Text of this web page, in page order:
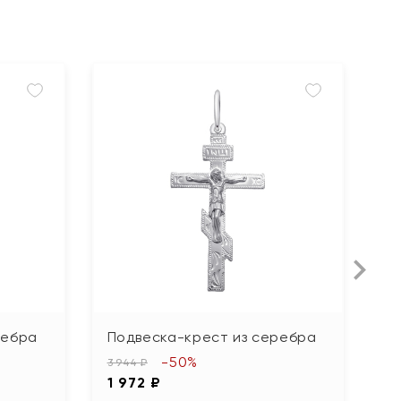
Подвеска-крест из серебра
3 944 ₽
1 972 ₽
-50%